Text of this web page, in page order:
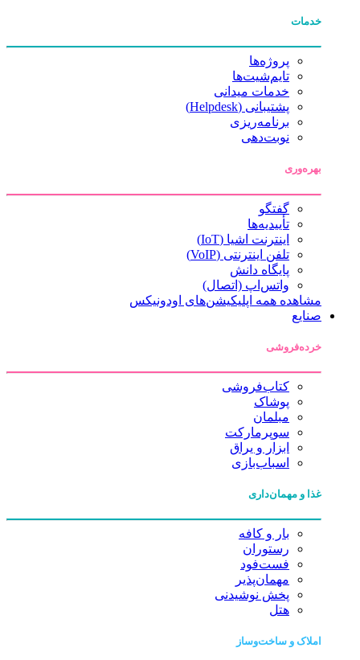
خدمات
پروژه‌ها
تایم‌شیت‌ها
خدمات میدانی
پشتیبانی (Helpdesk)
برنامه‌ریزی
نوبت‌دهی
بهره‌وری
گفتگو
تأییدیه‌ها
اینترنت اشیا (IoT)
تلفن اینترنتی (VoIP)
پایگاه دانش
واتس‌اپ (اتصال)
مشاهده همه اپلیکیشن‌های اودونیکس
صنایع
خرده‌فروشی
کتاب‌فروشی
پوشاک
مبلمان
سوپرمارکت
ابزار و یراق
اسباب‌بازی
غذا و مهمان‌داری
بار و کافه
رستوران
فست‌فود
مهمان‌پذیر
پخش نوشیدنی
هتل
املاک و ساخت‌وساز